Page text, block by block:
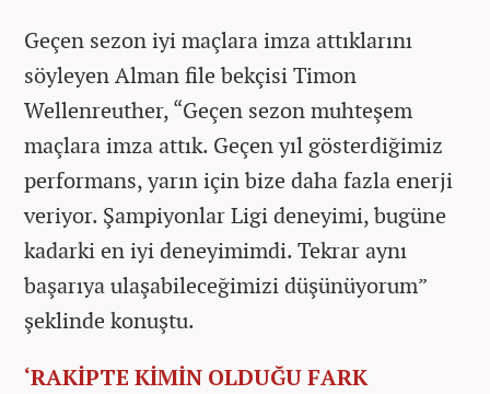
Geçen sezon iyi maçlara imza attıklarını
söyleyen Alman file bekçisi Timon
Wellenreuther, “Geçen sezon muhteşem
maçlara imza attık. Geçen yıl gösterdiğimiz
performans, yarın için bize daha fazla enerji
veriyor. Şampiyonlar Ligi deneyimi, bugüne
kadarki en iyi deneyimimdi. Tekrar aynı
başarıya ulaşabileceğimizi düşünüyorum”
şeklinde konuştu.
‘RAKİPTE KİMİN OLDUĞU FARK